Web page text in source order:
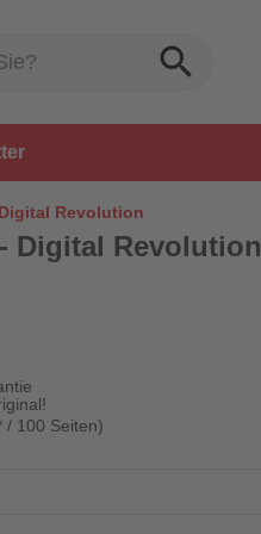
search
Revolution
Digital Revolution
/ 100 Seiten)